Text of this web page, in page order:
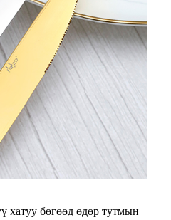
хатуу бөгөөд өдөр тутмын